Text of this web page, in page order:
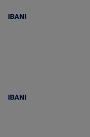
IBANI
IBANI